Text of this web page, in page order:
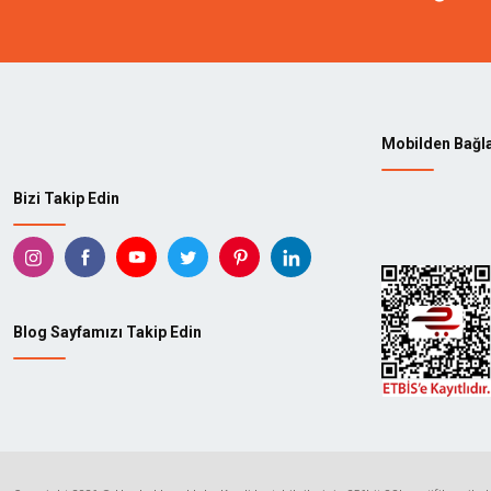
Bizi Takip Edin
Blog Sayfamızı Takip Edin
Mobilden